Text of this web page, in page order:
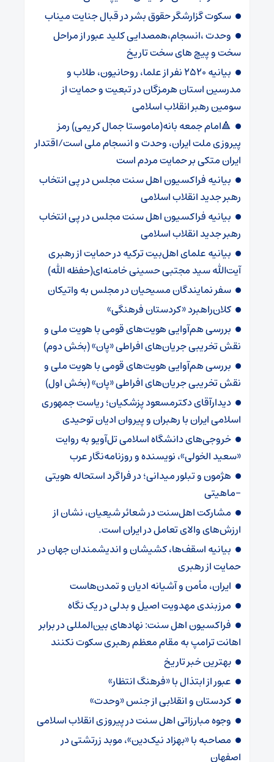
سکوت گزارشگر حقوق بشر در قبال جنایت میناب
وحدت ،انسجام،همصدایی کلید عبور از مراحل
سخت و پیچ های سخت تاریخ
بیانیه ۲۵۲۰ نفر از علما، روحانیون، طلاب و
مدرسین استان هرمزگان در تبعیت و حمایت از
سومین رهبر انقلاب اسلامی
🔺امام جمعه بانه(ماموستا جمال کریمی) رمز
پیروزی ملت ایران، وحدت و انسجام ملی است/اقتدار
ایران متکی بر حمایت مردم است
بیانیه فراکسیون اهل سنت مجلس در پی انتخاب
رهبر جدید انقلاب اسلامی
بیانیه فراکسیون اهل سنت مجلس در پی انتخاب
رهبر جدید انقلاب اسلامی
بیانیه علمای اهل‌بیت ترکیه در حمایت از رهبری
آیت‌الله سید مجتبی حسینی خامنه‌ای(حفظه الله)
سفر نمایندگان مسیحیان در مجلس به واتیکان
کلان‌راهبرد «کردستان فرهنگی»
بررسی هم‌آوایی هویت‌‌های قومی با هویت ملی و
نقش تخریبی جریان‌های افراطی «پان» (بخش دوم)
بررسی هم‌آوایی هویت‌‌های قومی با هویت ملی و
نقش تخریبی جریان‌های افراطی «پان» (بخش اول)
دیدارآقای دکترمسعود پزشکیان؛ ریاست جمهوری
اسلامی ایران با رهبران و پیروان ادیان توحیدی
خروجی‌های دانشگاه اسلامی تل‌آویو به روایت
«سعید الخولی»، نویسنده و روزنامه‌نگار عرب
هژمون و تبلور میدانی؛ در فراگرد استحاله هویتی
-ماهیتی
مشارکت اهل‌سنت در شعائر شیعیان، نشان از
ارز‌‌ش‌های والای تعامل در ایران است.
بیانیه اسقف‌ها، کشیشان و اندیشمندان جهان در
حمایت از رهبری
ایران، مأمن و آشیانه ادیان و تمدن‌هاست
مرزبندی مهدویت اصیل و بدلی در یک نگاه
فراکسیون اهل سنت: نهادهای بین‌المللی در برابر
اهانت ترامپ به مقام معظم رهبری سکوت نکنند
بهترین خبر تاریخ
عبور از ابتذال با «فرهنگ انتظار»
کردستان و انقلابی از جنس «وحدت»
وجوه مبارزاتی اهل سنت در پیروزی انقلاب اسلامی
مصاحبه با «بهزاد نیک‌دین»، موبد زرتشتی در
اصفهان